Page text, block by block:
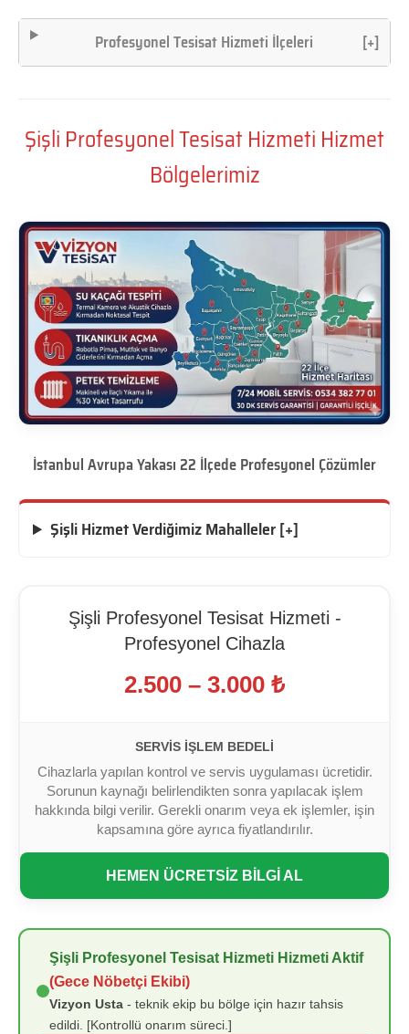
Profesyonel Tesisat Hizmeti İlçeleri [+]
Şişli Profesyonel Tesisat Hizmeti Hizmet
Bölgelerimiz
İstanbul Avrupa Yakası 22 İlçede Profesyonel Çözümler
Şişli Hizmet Verdiğimiz Mahalleler [+]
Şişli Profesyonel Tesisat Hizmeti -
Profesyonel Cihazla
2.500 – 3.000 ₺
SERVIS İŞLEM BEDELI
Cihazlarla yapılan kontrol ve servis uygulaması ücretidir.
Sorunun kaynağı belirlendikten sonra yapılacak işlem
hakkında bilgi verilir. Gerekli onarım veya ek işlemler, işin
kapsamına göre ayrıca fiyatlandırılır.
HEMEN ÜCRETSİZ BİLGİ AL
Şişli Profesyonel Tesisat Hizmeti Hizmeti Aktif
(Gece Nöbetçi Ekibi)
Vizyon Usta - teknik ekip bu bölge için hazır tahsis
edildi. [Kontrollü onarım süreci.]